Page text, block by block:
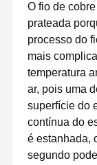
O fio de
prateada
processo do
mais
temperatura
ar, pois uma
superfície do
contínua do
é estanhada,
segundo